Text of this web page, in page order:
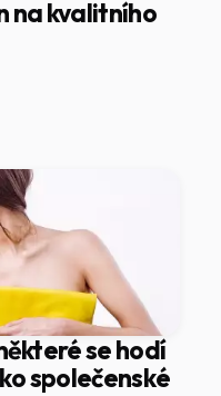
na kvalitního
se hodí
společenské